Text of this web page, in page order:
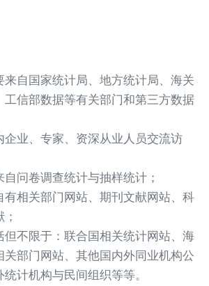
来自国家统计局、地方统计局、海关
工信部数据等有关部门和第三方数据
企业、专家、资深从业人员交流访
问卷调查统计与抽样统计；
有相关部门网站、期刊文献网站、科
但不限于：联合国相关统计网站、海
关部门网站、其他国内外同业机构公
计机构与民间组织等等。